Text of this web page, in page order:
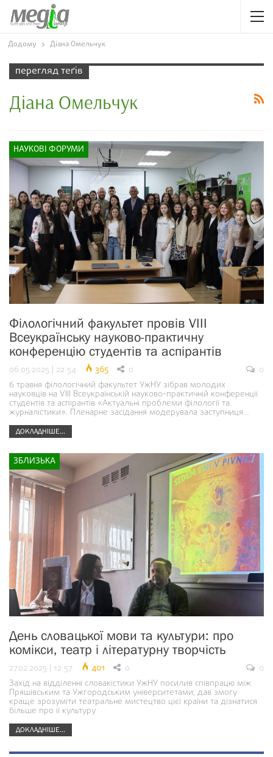
Додому Діана Омельчук
перегляд теґів
Діана Омельчук
НАУКОВІ ФОРУМИ
Філологічний факультет провів VIIІ
Всеукраїнську науково-практичну
конференцію студентів та аспірантів
06.05.2025 | 22:54 365 0
0
6 травня філологічний факультет УжНУ зібрав молодих
науковців на VIIІ Всеукраїнській науково-практичній конференції
студентів та аспірантів «Актуальні проблеми філології та
журналістики». Пленарне засідання модерувала заступниця…
ДОКЛАДНІШЕ...
ЗБЛИЗЬКА
День словацької мови та культури: про
комікси, театр і літературну творчість
27.02.2025 | 12:57 401 0
0
Захід на відділенні словакістики УжНУ посилив співпрацю між
Пряшівським та Ужгородським університетами, дав змогу
краще зрозуміти театральне мистецтво цієї країни та дізнатися
більше про її культуру
ДОКЛАДНІШЕ...